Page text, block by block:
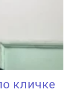
кличке